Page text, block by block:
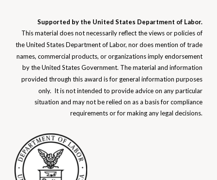
Supported by the United States Department of Labor.
This material does not necessarily reflect the views or policies of
the United States Department of Labor, nor does mention of trade
names, commercial products, or organizations imply endorsement
by the United States Government. The material and information
provided through this award is for general information purposes
only. It is not intended to provide advice on any particular
situation and may not be relied on as a basis for compliance
requirements or for making anylegal decisions.